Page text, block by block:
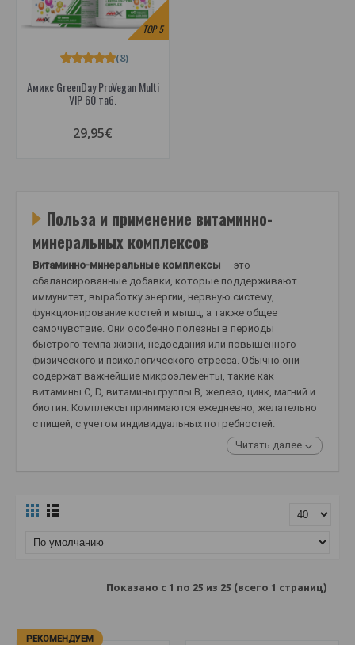
TOP5
Амикс GreenDay ProVegan Multi
VIP 60 таб.
(8)
29,95€
Польза и применение витаминно-
минеральных комплексов
Витаминно-минеральные комплексы — это
сбалансированные добавки, которые поддерживают
иммунитет, выработку энергии, нервную систему,
функционирование костей и мышц, а также общее
самочувствие. Они особенно полезны в периоды
быстрого темпа жизни, недоедания или повышенного
физического и психологического стресса. Обычно они
содержат важнейшие микроэлементы, такие как
витамины C, D, витамины группы B, железо, цинк, магний и
биотин. Комплексы принимаются ежедневно, желательно
с пищей, с учетом индивидуальных потребностей.
Читать далее
Показано с 1 по 25 из 25 (всего 1 страниц)
РЕКОМЕНДУЕМ